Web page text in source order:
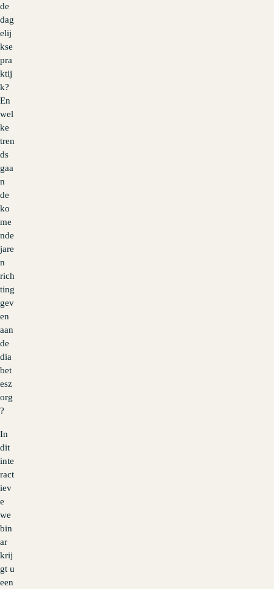
de
dag
elij
kse
pra
ktij
k?
En
wel
ke
tren
ds
gaa
n
de
ko
me
nde
jare
n
rich
ting
gev
en
aan
de
dia
bet
esz
org
?
In
dit
inte
ract
iev
e
we
bin
ar
krij
gt u
een